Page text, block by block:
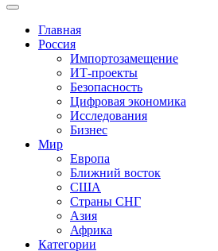
Главная
Россия
Импортозамещение
ИТ-проекты
Безопасность
Цифровая экономика
Исследования
Бизнес
Мир
Европа
Ближний восток
США
Страны СНГ
Азия
Африка
Категории